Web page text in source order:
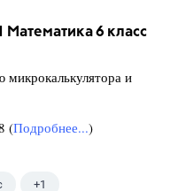
6 класс
и
(Подробнее...)
+1